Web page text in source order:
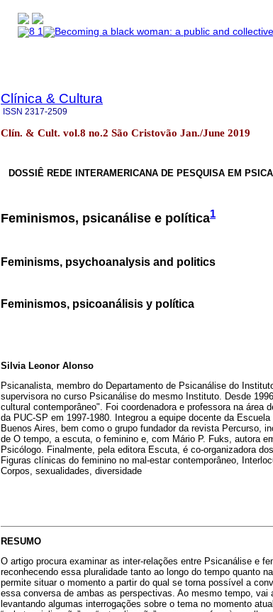
Clínica & Cultura
ISSN 2317-2509
Clín. & Cult. vol.8 no.2 São Cristovão Jan./June 2019
DOSSIÊ REDE INTERAMERICANA DE PESQUISA EM
Feminismos, psicanálise e política1
Feminisms, psychoanalysis and politics
Feminismos, psicoanálisis y política
Silvia Leonor Alonso
Psicanalista, membro do Departamento de Psicanálise do
supervisora no curso Psicanálise do mesmo Instituto. Desde
cultural contemporâneo". Foi coordenadora e professora na
da PUC-SP em 1997-1980. Integrou a equipe docente da
Buenos Aires, bem como o grupo fundador da revista Percurso,
de O tempo, a escuta, o feminino e, com Mário P. Fuks, autora
Psicólogo. Finalmente, pela editora Escuta, é co-organizadora
Figuras clínicas do feminino no mal-estar contemporâneo,
Corpos, sexualidades, diversidade
RESUMO
O artigo procura examinar as inter-relações entre Psicanálise e
reconhecendo essa pluralidade tanto ao longo do tempo quanto
permite situar o momento a partir do qual se torna possível a
essa conversa de ambas as perspectivas. Ao mesmo tempo,
levantando algumas interrogações sobre o tema no momento